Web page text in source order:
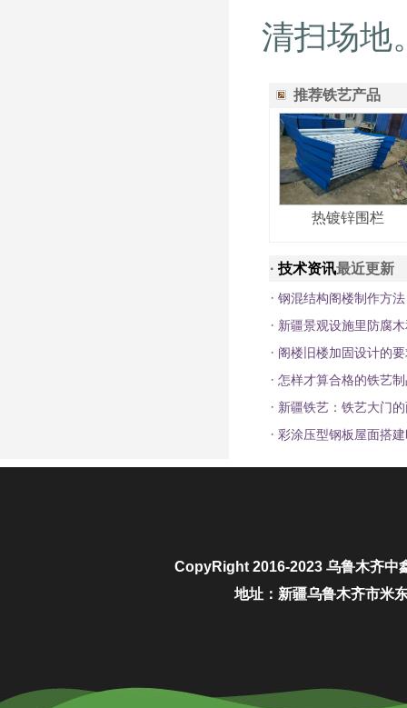
清扫场地
推荐铁艺产品
热镀锌围栏
· 技术资讯最近更新
· 钢混结构阁楼制作方法
· 新疆景观设施里防腐
· 阁楼旧楼加固设计的
· 怎样才算合格的铁艺
· 新疆铁艺：铁艺大门
· 彩涂压型钢板屋面搭
CopyRight 2016-2023 乌鲁木齐中
地址：新疆乌鲁木齐市米